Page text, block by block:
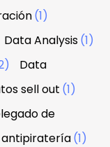
(1)
Data Analysis(1)
Data
sell out (1)
de
(1)